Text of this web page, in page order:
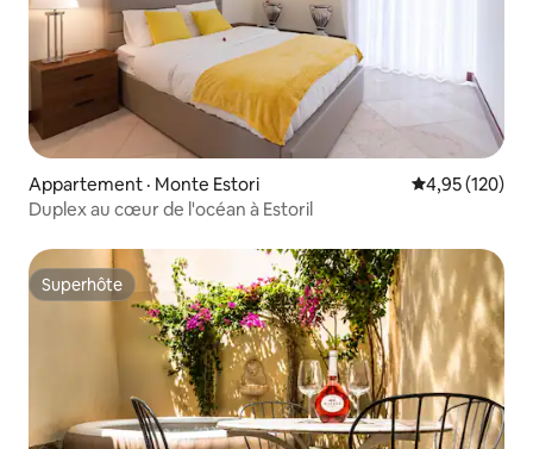
Appartement · Monte Estori Note
4,95 (120)
Duplex au cœur de l'océan à Estoril
Superhôte
Superhôte